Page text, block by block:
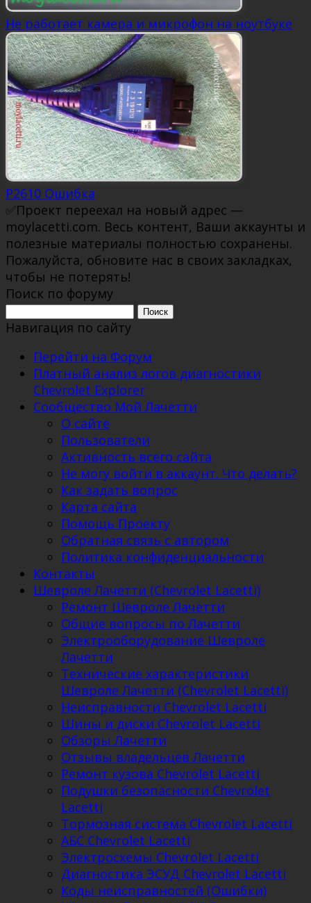
Не работает камера и микрофон на ноутбуке
P2610 Ошибка
✅Проект переехал на новый адрес —
moylacetti.com. Весь контент, Ваши аккаунты и
полезные материалы полностью сохранены.
Пожалуйста, обновите нас в своих закладках,
чтобы не потерять!
Поиск по форуму
Поиск:
Навигация по сайту
Перейти на Форум
Платный анализ логов диагностики
Chevrolet Explorer
Сообщество Мой Лачетти
О сайте
Пользователи
Активность всего сайта
Не могу войти в аккаунт. Что делать?
Как задать вопрос
Карта сайта
Помощь Проекту
Обратная связь с автором
Политика конфиденциальности
Контакты
Шевроле Лачетти (Chevrolet Lacetti)
Ремонт Шевроле Лачетти
Общие вопросы по Лачетти
Электрооборудование Шевроле
Лачетти
Технические характеристики
Шевроле Лачетти (Chevrolet Lacetti)
Неисправности Chevrolet Lacetti
Шины и диски Chevrolet Lacetti
Обзоры Лачетти
Отзывы владельцев Лачетти
Ремонт кузова Chevrolet Lacetti
Подушки безопасности Chevrolet
Lacetti
Тормозная система Chevrolet Lacetti
АБС Chevrolet Lacetti
Электросхемы Chevrolet Lacetti
Диагностика ЭСУД Chevrolet Lacetti
Коды неисправностей (Ошибки)